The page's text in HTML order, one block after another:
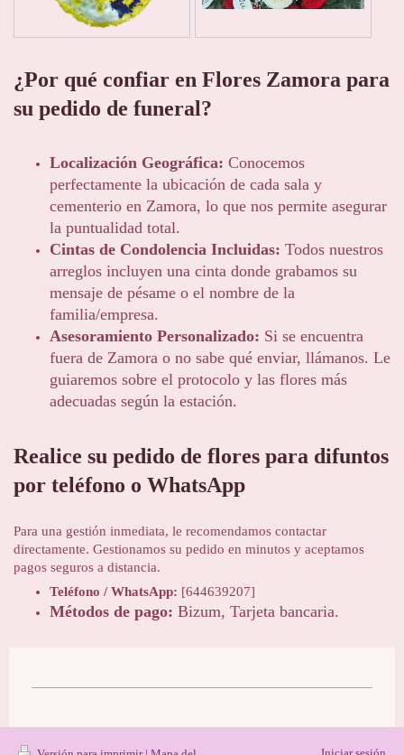
¿Por qué confiar en Flores Zamora para
su pedido de funeral?
Localización Geográfica: Conocemos
perfectamente la ubicación de cada sala y
cementerio en Zamora, lo que nos permite asegurar
la puntualidad total.
Cintas de Condolencia Incluidas: Todos nuestros
arreglos incluyen una cinta donde grabamos su
mensaje de pésame o el nombre de la
familia/empresa.
Asesoramiento Personalizado: Si se encuentra
fuera de Zamora o no sabe qué enviar, llámanos. Le
guiaremos sobre el protocolo y las flores más
adecuadas según la estación.
Realice su pedido de flores para difuntos
por teléfono o WhatsApp
Para una gestión inmediata, le recomendamos contactar
directamente. Gestionamos su pedido en minutos y aceptamos
pagos seguros a distancia.
Teléfono / WhatsApp: [644639207]
Métodos de pago: Bizum, Tarjeta bancaria.